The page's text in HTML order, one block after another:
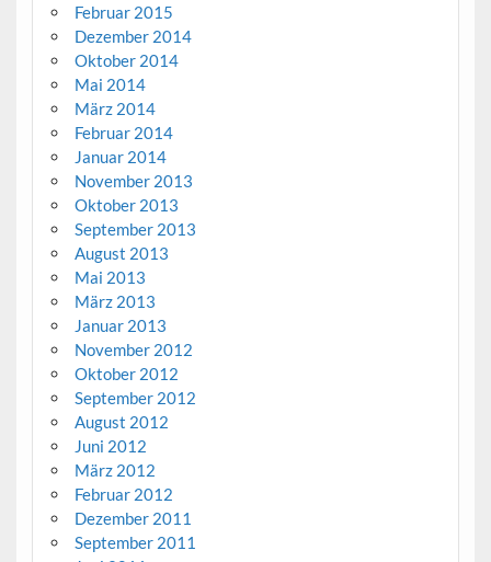
Februar 2015
Dezember 2014
Oktober 2014
Mai 2014
März 2014
Februar 2014
Januar 2014
November 2013
Oktober 2013
September 2013
August 2013
Mai 2013
März 2013
Januar 2013
November 2012
Oktober 2012
September 2012
August 2012
Juni 2012
März 2012
Februar 2012
Dezember 2011
September 2011